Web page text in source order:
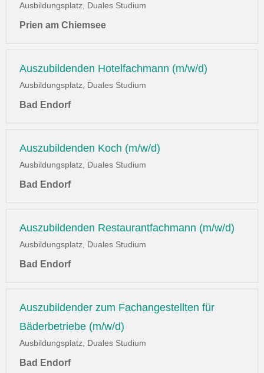
Ausbildungsplatz, Duales Studium
Prien am Chiemsee
Auszubildenden Hotelfachmann (m/w/d)
Ausbildungsplatz, Duales Studium
Bad Endorf
Auszubildenden Koch (m/w/d)
Ausbildungsplatz, Duales Studium
Bad Endorf
Auszubildenden Restaurantfachmann (m/w/d)
Ausbildungsplatz, Duales Studium
Bad Endorf
Auszubildender zum Fachangestellten für
Bäderbetriebe (m/w/d)
Ausbildungsplatz, Duales Studium
Bad Endorf